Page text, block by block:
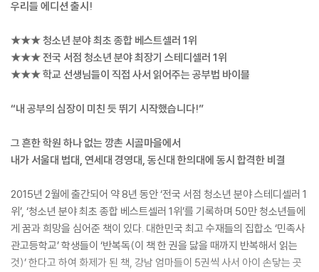
우리들 에디션 출시!
★★★ 청소년 분야 최초 종합 베스트셀러 1위
★★★ 전국 서점 청소년 분야 최장기 스테디셀러 1위
★★★ 학교 선생님들이 직접 사서 읽어주는 공부법 바이블
“내 공부의 심장이 미친 듯 뛰기 시작했습니다!”
그 흔한 학원 하나 없는 깡촌 시골마을에서
내가 서울대 법대, 연세대 경영대, 동신대 한의대에 동시 합격한 비결
2015년 2월에 출간되어 약 8년 동안 ‘전국 서점 청소년 분야 스테디셀러 1
위’, ‘청소년 분야 최초 종합 베스트셀러 1위’를 기록하며 50만 청소년들에
게 꿈과 희망을 심어준 책이 있다. 대한민국 최고 수재들의 집합소 ‘민족사
관고등학교’ 학생들이 ‘반복독(이 책 한 권을 닳을 때까지 반복해서 읽는
것)’ 한다고 하여 화제가 된 책, 강남 엄마들이 5권씩 사서 아이 손닿는 곳